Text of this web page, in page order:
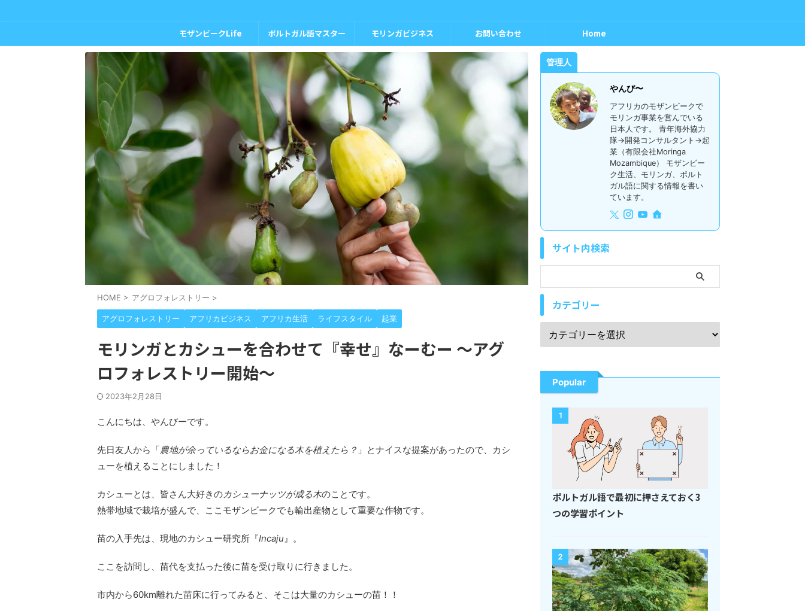
モザンビークLife ポルトガル語マスター モリンガビジネス お問い合わせ Home
HOME > アグロフォレストリー >
アグロフォレストリー アフリカビジネス アフリカ生活 ライフスタイル 起業
モリンガとカシューを合わせて『幸せ』なーむー 〜アグ
ロフォレストリー開始〜
2023年2月28日
こんにちは、やんびーです。
先日友人から「農地が余っているならお金になる木を植えたら？ 」とナイスな提案があったので、カシ
ューを植えることにしました！
カシューとは、皆さん大好きのカシューナッツが成る木のことです。
熱帯地域で栽培が盛んで、ここモザンビークでも輸出産物として重要な作物です。
苗の入手先は、現地のカシュー研究所『Incaju 』。
ここを訪問し、苗代を支払った後に苗を受け取りに行きました。
市内から60km離れた苗床に行ってみると、そこは大量のカシューの苗！！
管理人
やんび〜
アフリカのモザンビークで
モリンガ事業を営んでいる
日本人です。 青年海外協力
隊→開発コンサルタント→起
業（有限会社Moringa
Mozambique） モザンビー
ク生活、モリンガ、ポルト
ガル語に関する情報を書い
ています。
サイト内検索
カテゴリー
Popular
1
ポルトガル語で最初に押さえておく3
つの学習ポイント
2